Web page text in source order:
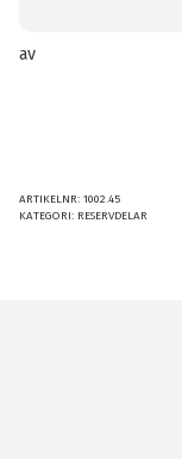
av
ARTIKELNR: 1002.45
KATEGORI: RESERVDELAR